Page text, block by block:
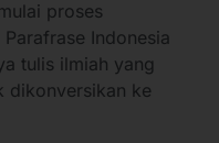
proses
Indonesia
tulis ilmiah yang
dikonversikan ke